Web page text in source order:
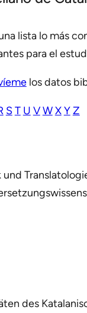
lista lo más
para el
los datos
S T U VWXYZ
des